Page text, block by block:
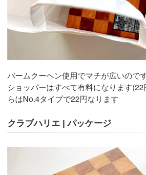
バームクーヘン使用でマチが広いので
ショッパーはすべて有料になります
らはNo.4タイプで22円なります
クラブハリエ | パッケージ